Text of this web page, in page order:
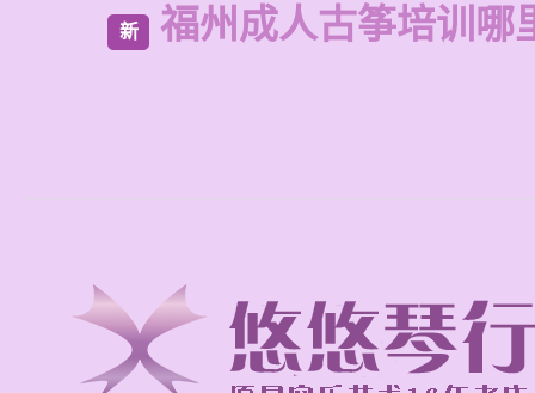
新 福州成人古筝培训哪